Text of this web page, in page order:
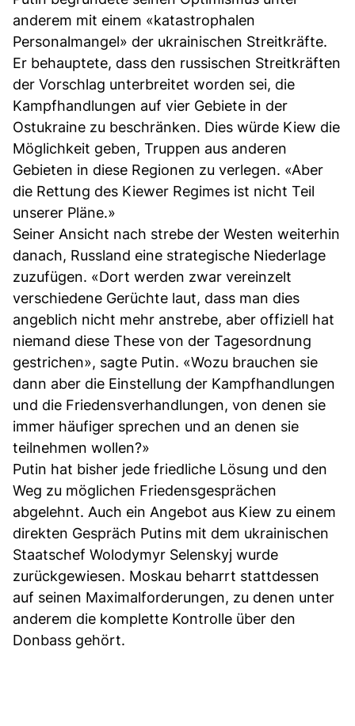
anderem mit einem «katastrophalen
Personalmangel» der ukrainischen Streitkräfte.
Er behauptete, dass den russischen Streitkräften
der Vorschlag unterbreitet worden sei, die
Kampfhandlungen auf vier Gebiete in der
Ostukraine zu beschränken. Dies würde Kiew die
Möglichkeit geben, Truppen aus anderen
Gebieten in diese Regionen zu verlegen. «Aber
die Rettung des Kiewer Regimes ist nicht Teil
unserer Pläne.»
Seiner Ansicht nach strebe der Westen weiterhin
danach, Russland eine strategische Niederlage
zuzufügen. «Dort werden zwar vereinzelt
verschiedene Gerüchte laut, dass man dies
angeblich nicht mehr anstrebe, aber offiziell hat
niemand diese These von der Tagesordnung
gestrichen», sagte Putin. «Wozu brauchen sie
dann aber die Einstellung der Kampfhandlungen
und die Friedensverhandlungen, von denen sie
immer häufiger sprechen und an denen sie
teilnehmen wollen?»
Putin hat bisher jede friedliche Lösung und den
Weg zu möglichen Friedensgesprächen
abgelehnt. Auch ein Angebot aus Kiew zu einem
direkten Gespräch Putins mit dem ukrainischen
Staatschef Wolodymyr Selenskyj wurde
zurückgewiesen. Moskau beharrt stattdessen
auf seinen Maximalforderungen, zu denen unter
anderem die komplette Kontrolle über den
Donbass gehört.